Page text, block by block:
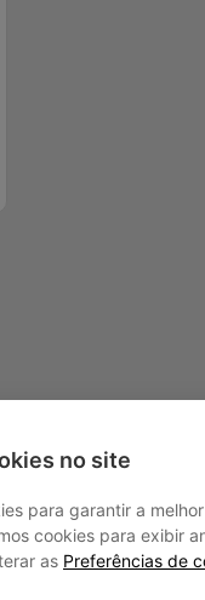
no site
para garantir a
cookies para exibir
as Preferências de